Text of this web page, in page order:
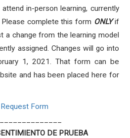
in-person learning, currently
Please complete this form ONLYif
a change from the learning model
assigned. Changes will go into
1, 2021. That form can be
and has been placed here for
Form
DE PRUEBA